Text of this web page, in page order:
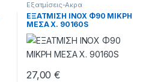
Εξατμίσεις-Ακρα
ΕΞΑΤΜΙΣΗ INOX Φ90 ΜΙΚΡΗ
ΜΕΣΑ X. 90160S
27,00€